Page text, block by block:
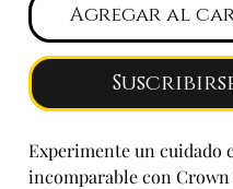
Agregar al
Experimente un cuidado
incomparable con Crown